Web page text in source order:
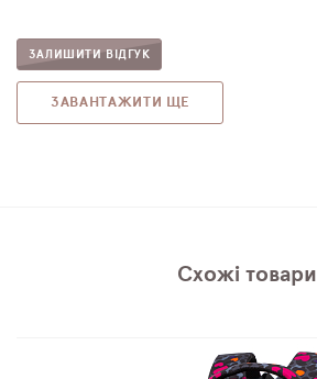
ЗАЛИШИТИ ВІДГУК
ЗАВАНТАЖИТИ ЩЕ
Схожі товари